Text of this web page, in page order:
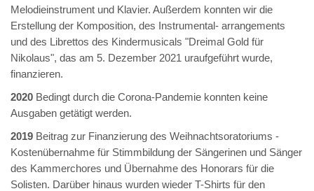
Melodieinstrument und Klavier. Außerdem konnten wir die
Erstellung der Komposition, des Instrumental- arrangements
und des Librettos des Kindermusicals "Dreimal Gold für
Nikolaus", das am 5. Dezember 2021 uraufgeführt wurde,
finanzieren.
2020 Bedingt durch die Corona-Pandemie konnten keine
Ausgaben getätigt werden.
2019 Beitrag zur Finanzierung des Weihnachtsoratoriums -
Kostenübernahme für Stimmbildung der Sängerinen und Sänger
des Kammerchores und Übernahme des Honorars für die
Solisten. Darüber hinaus wurden wieder T-Shirts für den